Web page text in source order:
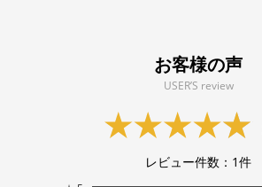
お客様の声
USER’S review
レビュー件数： 1件